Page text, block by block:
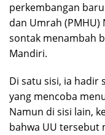
perkembangan
dan Umrah (PMHU)
sontak menambah
Mandiri.
Di satu sisi, ia hadir
yang mencoba
Namun di sisi lain,
bahwa UU tersebut